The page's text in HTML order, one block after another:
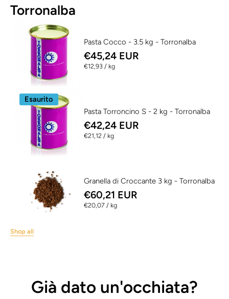
Torronalba
Pasta Cocco - 3.5 kg - Torronalba
€45,24 EUR
€12,93 / per
kg
Esaurito
Pasta Torroncino S - 2 kg - Torronalba
€42,24 EUR
€21,12 / per
kg
Granella di Croccante 3 kg - Torronalba
€60,21 EUR
€20,07 / per
kg
Shop all
Già dato un'occhiata?